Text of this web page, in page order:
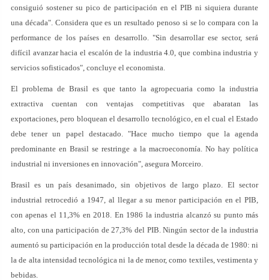
consiguió sostener su pico de participación en el PIB ni siquiera durante
una década". Considera que es un resultado penoso si se lo compara con la
performance de los países en desarrollo. "Sin desarrollar ese sector, será
difícil avanzar hacia el escalón de la industria 4.0, que combina industria y
servicios sofisticados", concluye el economista.
El problema de Brasil es que tanto la agropecuaria como la industria
extractiva cuentan con ventajas competitivas que abaratan las
exportaciones, pero bloquean el desarrollo tecnológico, en el cual el Estado
debe tener un papel destacado. "Hace mucho tiempo que la agenda
predominante en Brasil se restringe a la macroeconomía. No hay política
industrial ni inversiones en innovación", asegura Morceiro.
Brasil es un país desanimado, sin objetivos de largo plazo. El sector
industrial retrocedió a 1947, al llegar a su menor participación en el PIB,
con apenas el 11,3% en 2018. En 1986 la industria alcanzó su punto más
alto, con una participación de 27,3% del PIB. Ningún sector de la industria
aumentó su participación en la producción total desde la década de 1980: ni
la de alta intensidad tecnológica ni la de menor, como textiles, vestimenta y
bebidas.